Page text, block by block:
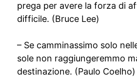
prega per avere la forza di
difficile. (Bruce Lee)
– Se camminassimo solo
sole non raggiungeremmo
destinazione. (Paulo Coelho)